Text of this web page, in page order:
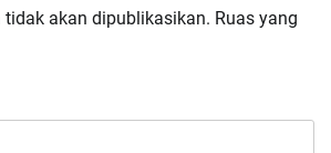
akan dipublikasikan. Ruas yang